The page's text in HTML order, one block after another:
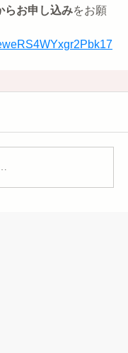
らお申し込みをお願